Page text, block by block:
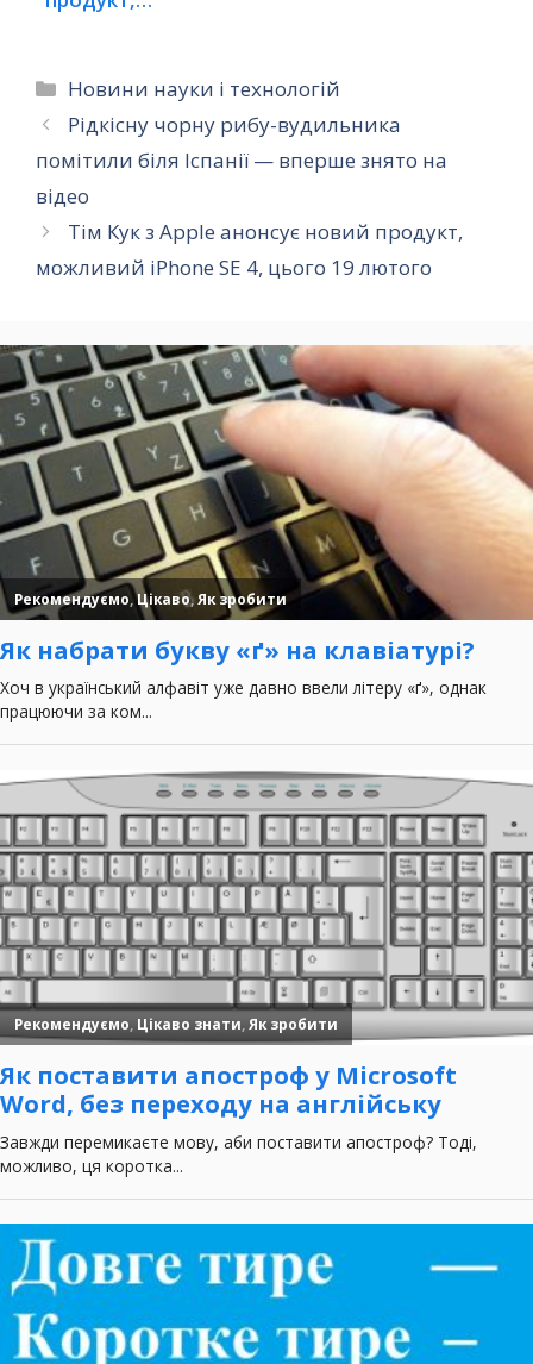
Категорії
Новини науки і технологій
Рідкісну чорну рибу-вудильника
помітили біля Іспанії — вперше знято на
відео
Тім Кук з Apple анонсує новий продукт,
можливий iPhone SE 4, цього 19 лютого